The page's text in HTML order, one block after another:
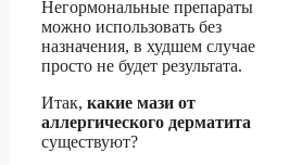
Негормональные препараты
можно использовать без
назначения, в худшем случае
просто не будет результата.
Итак, какие мази от
аллергического дерматита
существуют?